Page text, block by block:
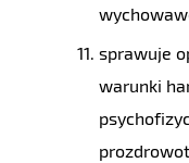
sprawuje
warunki